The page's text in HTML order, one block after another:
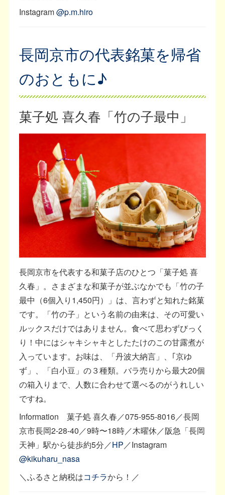
Instagram@p.m.hiro
長岡京市の代表銘菓を帰省
のおともに♪
菓子処 喜久春「竹の子最中」
長岡京市を代表する和菓子店のひとつ「菓子処 喜
久春」。さまざまな和菓子が並ぶなかでも「竹の子
最中（6個入り1,450円）」は、言わずと知れた銘菓
です。「竹の子」という名前の由来は、その可愛い
ルックスだけではありません。食べて思わずびっく
り！中にはシャキシャキとしたたけのこの甘露煮が
入っています。お味は、「丹波大納言」、｢京ゆ
ず」、「白小豆」の３種類。バラ売りから最大20個
の箱入りまで、人数に合わせて選べるのがうれしい
ですね。
Information 菓子処 喜久春／075-955-8016／長岡
京市長岡2-28-40／9時〜18時／木曜休／阪急「長岡
天神」駅から徒歩約5分／HP／Instagram
@kikuharu_nasa
＼ふるさと納税はコチラから！／